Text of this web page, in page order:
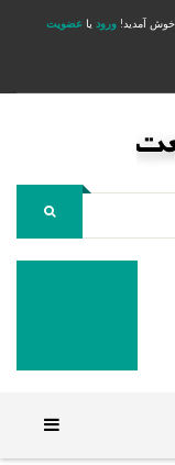
خوش آمدید! ورود یا عضویت